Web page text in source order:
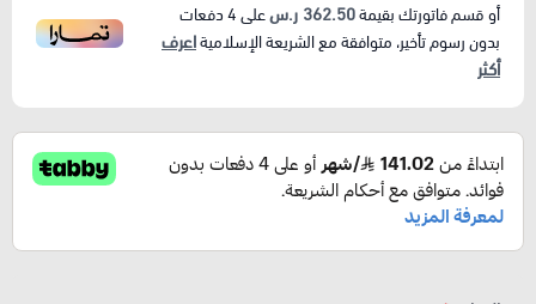
أو قسم فاتورتك بقيمة362.50 ر.س على4دفعات
بدون رسوم تأخير، متوافقة مع الشريعة الإسلاميةاعرف
أكثر